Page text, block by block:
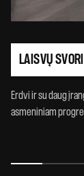
LAISVŲ
Erdvi ir su daug
asmeniniam